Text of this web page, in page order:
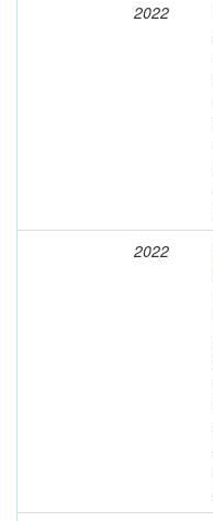
2022
2022